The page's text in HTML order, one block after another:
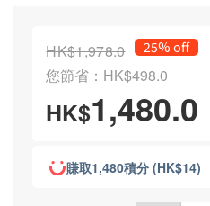
HK$1,978.0 25% off
您節省：HK$498.0
HK$1,480.0
賺取1,480積分 (HK$14)